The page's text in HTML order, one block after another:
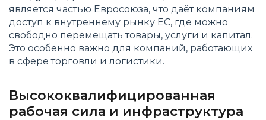
является частью Евросоюза, что даёт компаниям
доступ к внутреннему рынку ЕС, где можно
свободно перемещать товары, услуги и капитал.
Это особенно важно для компаний, работающих
в сфере торговли и логистики​.
Высококвалифицированная
рабочая сила и инфраструктура